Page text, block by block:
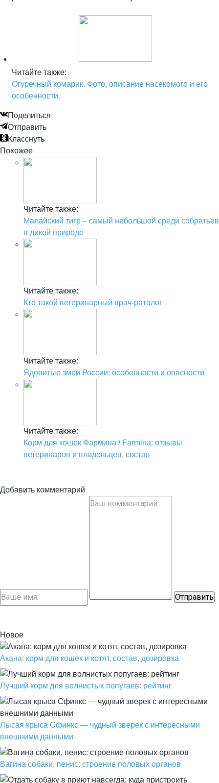
Читайте также:
Огуречный комарик. Фото, описание насекомого и его
особенности.
Поделиться
Отправить
Класснуть
Похожее
Читайте также:
Малайский тигр – самый небольшой среди собратьев
в дикой природе
Читайте также:
Кто такой ветеринарный врач-ратолог
Читайте также:
Ядовитые змеи России: особенности и опасности
Читайте также:
Корм для кошек Фармина / Farmina: отзывы
ветеринаров и владельцев, состав
Добавить комментарий
Новое
Акана: корм для кошек и котят, состав, дозировка
Лучший корм для волнистых попугаев: рейтинг
Лысая крыса Сфинкс — чудный зверек с интересными
внешними данными
Вагина собаки, пенис: строение половых органов